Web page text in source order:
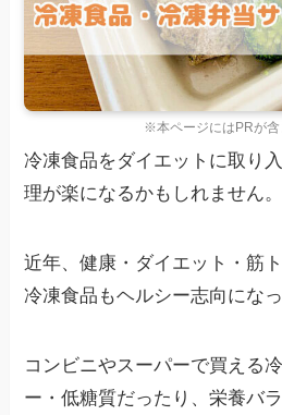
※本ページにはPRが含
冷凍食品をダイエットに取り
理が楽になるかもしれません。
近年、健康・ダイエット・筋
冷凍食品もヘルシー志向にな
コンビニやスーパーで買える
ー・低糖質だったり、栄養バ